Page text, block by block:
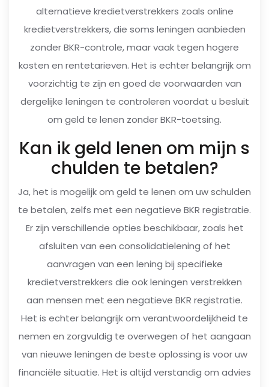
alternatieve kredietverstrekkers zoals online
kredietverstrekkers, die soms leningen aanbieden
zonder BKR-controle, maar vaak tegen hogere
kosten en rentetarieven. Het is echter belangrijk om
voorzichtig te zijn en goed de voorwaarden van
dergelijke leningen te controleren voordat u besluit
om geld te lenen zonder BKR-toetsing.
Kan ik geld lenen om mijn s
chulden te betalen?
Ja, het is mogelijk om geld te lenen om uw schulden
te betalen, zelfs met een negatieve BKR registratie.
Er zijn verschillende opties beschikbaar, zoals het
afsluiten van een consolidatielening of het
aanvragen van een lening bij specifieke
kredietverstrekkers die ook leningen verstrekken
aan mensen met een negatieve BKR registratie.
Het is echter belangrijk om verantwoordelijkheid te
nemen en zorgvuldig te overwegen of het aangaan
van nieuwe leningen de beste oplossing is voor uw
financiële situatie. Het is altijd verstandig om advies